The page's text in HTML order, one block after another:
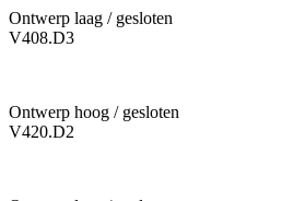
Ontwerp laag / gesloten
V408.D3
Ontwerp hoog / gesloten
V420.D2